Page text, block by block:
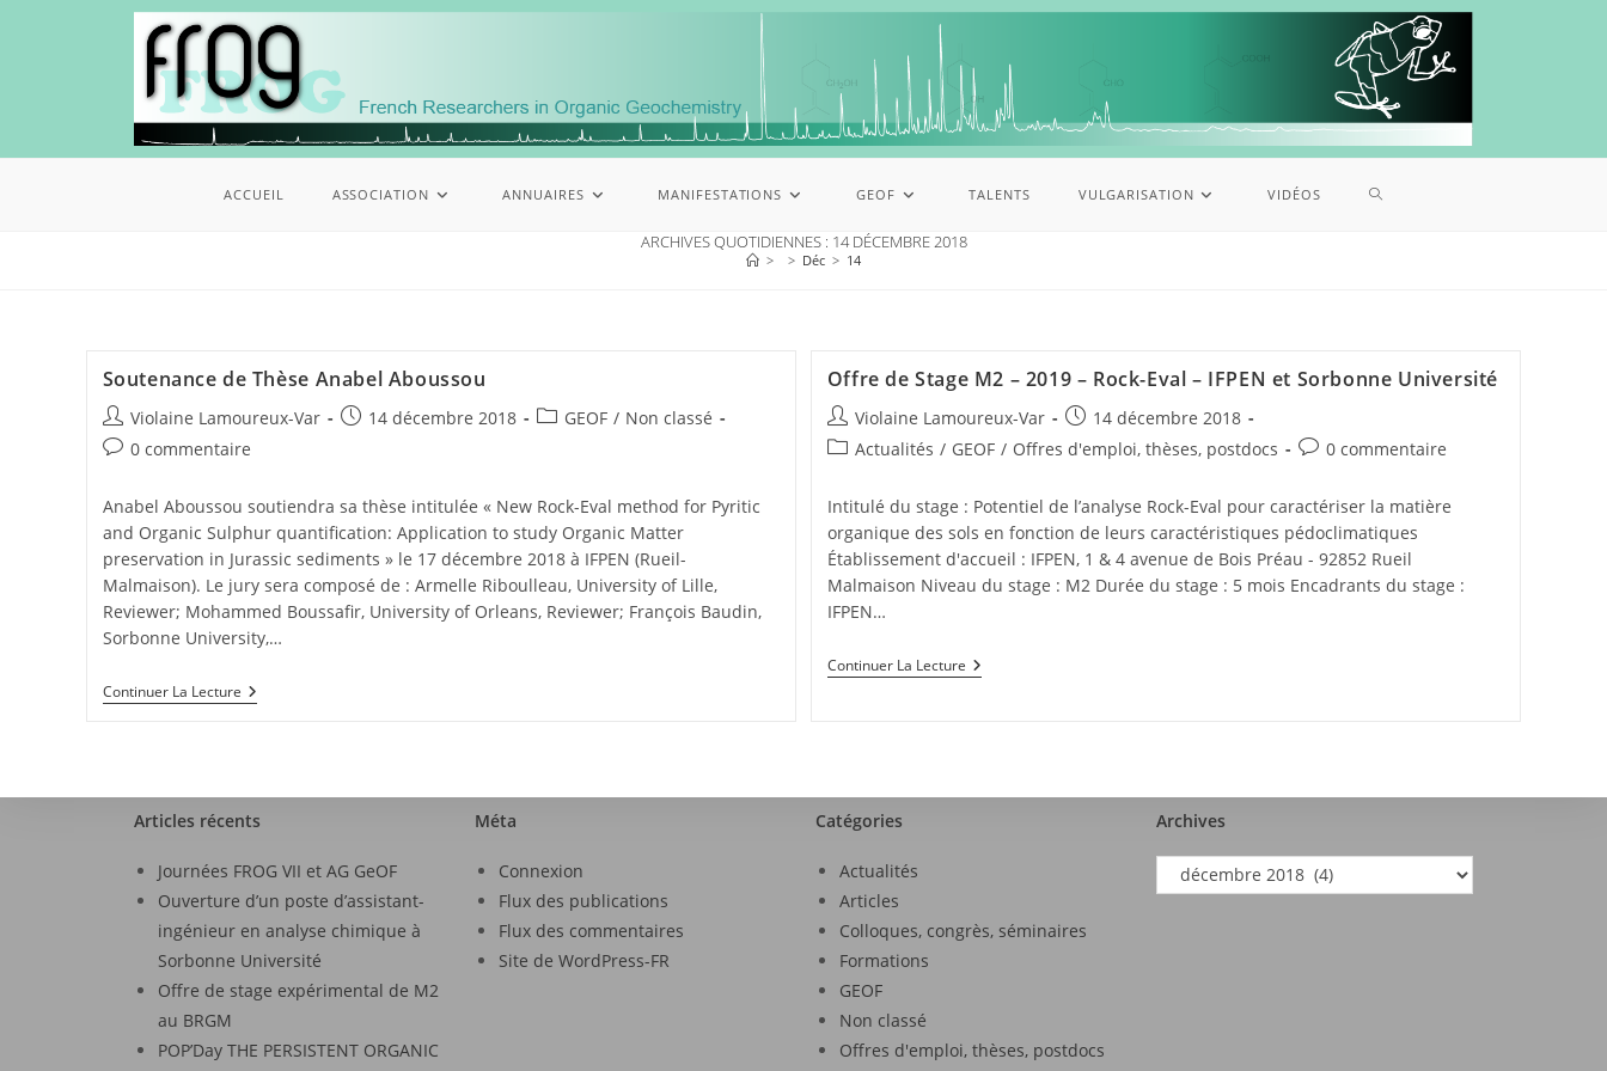
ACCUEIL ASSOCIATION ANNUAIRES MANIFESTATIONS GEOF TALENTS VULGARISATION VIDÉOS
ARCHIVES QUOTIDIENNES : 14 DÉCEMBRE 2018
> > Déc > 14
Soutenance de Thèse Anabel Aboussou
Violaine Lamoureux-Var 14 décembre 2018 GEOF / Non classé
0 commentaire
Anabel Aboussou soutiendra sa thèse intitulée « New Rock-Eval method for Pyritic
and Organic Sulphur quantification: Application to study Organic Matter
preservation in Jurassic sediments » le 17 décembre 2018 à IFPEN (Rueil-
Malmaison). Le jury sera composé de : Armelle Riboulleau, University of Lille,
Reviewer; Mohammed Boussafir, University of Orleans, Reviewer; François Baudin,
Sorbonne University,…
Continuer La Lecture
Offre de Stage M2 – 2019 – Rock-Eval – IFPEN et Sorbonne Université
Violaine Lamoureux-Var
14 décembre 2018
Actualités / GEOF / Offres d'emploi, thèses, postdocs 0 commentaire
Intitulé du stage : Potentiel de l’analyse Rock-Eval pour caractériser la matière
organique des sols en fonction de leurs caractéristiques pédoclimatiques
Établissement d'accueil : IFPEN, 1 & 4 avenue de Bois Préau - 92852 Rueil
Malmaison Niveau du stage : M2 Durée du stage : 5 mois Encadrants du stage :
IFPEN…
Continuer La Lecture
Articles récents
Journées FROG VII et AG GeOF
Ouverture d’un poste d’assistant-
ingénieur en analyse chimique à
Sorbonne Université
Offre de stage expérimental de M2
au BRGM
POP’Day THE PERSISTENT ORGANIC
Méta
Connexion
Flux des publications
Flux des commentaires
Site de WordPress-FR
Catégories
Actualités
Articles
Colloques, congrès, séminaires
Formations
GEOF
Non classé
Offres d'emploi, thèses, postdocs
Archives